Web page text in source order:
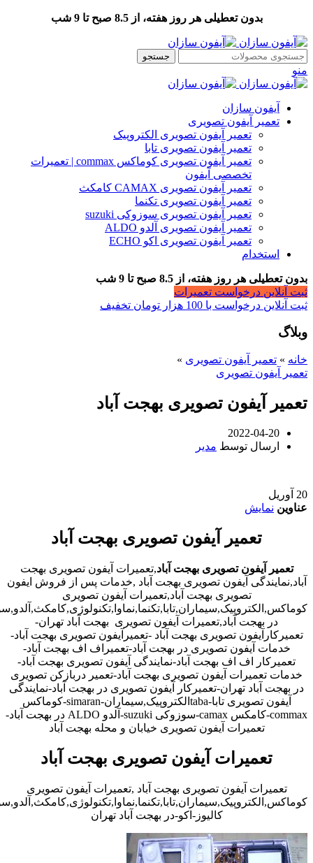
بدون تعطیلی هر روز هفته، از 8.5 صبح تا 9 شب
جستجو
منو
آیفون سازان
تعمیر آیفون تصویری
تعمیر آیفون تصویری الکتروپیک
تعمیر آیفون تصویری تابا
تعمیر آیفون تصویری کوماکس commax | تعمیرات
تخصصی آیفون
تعمیر آیفون تصویری CAMAX کامکث
تعمیر آیفون تصویری تکنما
تعمیر آیفون تصویری سوزوکی suzuki
تعمیر آیفون تصویری آلدو ALDO
تعمیر آیفون تصویری اکو ECHO
استخدام
بدون تعطیلی هر روز هفته، از 8.5 صبح تا 9 شب
ثبت آنلاین درخواست تعمیرات
ثبت آنلاین درخواست با 100 هزار تومان تخفیف
وبلاگ
خانه » تعمیر آیفون تصویری »
تعمیر آیفون تصویری
تعمیر آیفون تصویری بهجت آباد
2022-04-20
ارسال توسط مدیر
20 آوریل
عناوین نمایش
تعمیر آیفون تصویری بهجت آباد
تعمیر آیفون تصویری بهجت آباد,تعمیرات آیفون تصویری بهجت
آباد,نمایندگی آیفون تصویری بهجت آباد ,خدمات پس از فروش ایفون
تصویری بهجت آباد,تعمیرات آیفون تصویری
در بهجت آباد,تعمیرات آیفون تصویری بهجت آباد تهران-
تعمیرکارآیفون تصویری بهجت آباد -تعمیرآیفون تصویری بهجت آباد-
خدمات آیفون تصویری در بهجت آباد-تعمیراف اف بهجت آباد-
تعمیرکار اف اف بهجت آباد-نمایندگی آیفون تصویری بهجت آباد-
خدمات تعمیرات آیفون تصویری بهجت آباد-تعمیر دربازکن تصویری
در بهجت آباد تهران-تعمیرکار آیفون تصویری در بهجت آباد-نمایندگی
آیفون تصویری تابا-tabaالکتروپیک,سیماران-simaran-کوماکس
commax-کامکس camax-سوزوکی suzuki-آلدو ALDO در بهجت آباد-
تعمیرات آیفون تصویری خیابان و محله بهجت آباد
تعمیرات آیفون تصویری بهجت آباد
تعمیرات آیفون تصویری بهجت آباد ,تعمیرات آیفون تصویری
کالیوز-اکو-در بهجت آباد تهران